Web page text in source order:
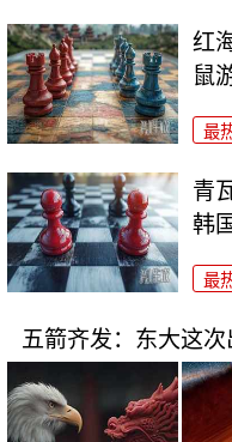
红
鼠
最
青
韩
最
五箭齐发：东大这